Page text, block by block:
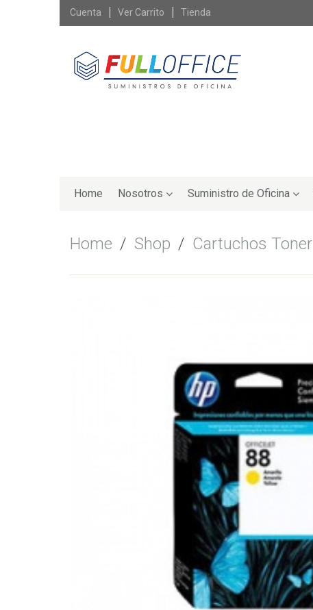
Skip
Cuenta Ver Carrito Tienda
to
Home Nosotros Suministro de Oficina
Home / Shop / Cartuchos Toner